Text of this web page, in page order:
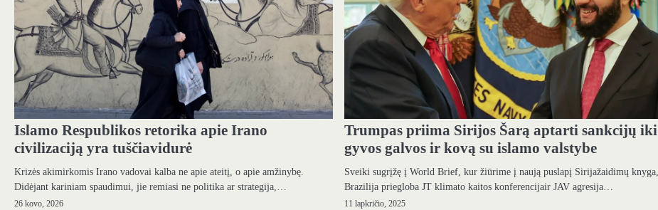
Islamo Respublikos retorika apie Irano
civilizaciją yra tuščiavidurė
Krizės akimirkomis Irano vadovai kalba ne apie ateitį, o apie amžinybę.
Didėjant kariniam spaudimui, jie remiasi ne politika ar strategija,…
26 kovo, 2026
Trumpas priima Sirijos Šarą aptarti sankcijų iki
gyvos galvos ir kovą su islamo valstybe
Sveiki sugrįžę į World Brief, kur žiūrime į naują puslapį Sirijažaidimų knyga,
Brazilija priegloba JT klimato kaitos konferencijair JAV agresija…
11 lapkričio, 2025